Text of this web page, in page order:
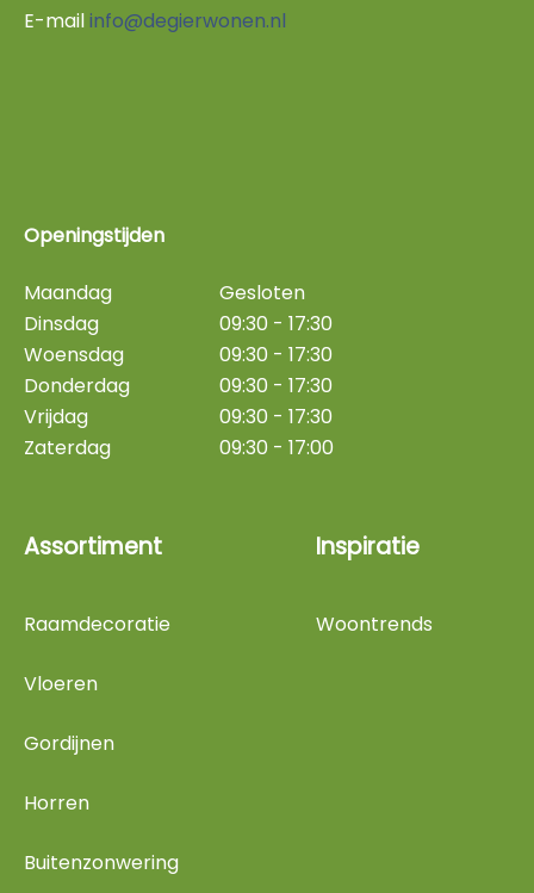
E-mailinfo@degierwonen.nl
Openingstijden
Maandag
Gesloten
Dinsdag
09:30 - 17:30
Woensdag
09:30 - 17:30
Donderdag
09:30 - 17:30
Vrijdag
09:30 - 17:30
Zaterdag
09:30 - 17:00
Assortiment
Raamdecoratie
Vloeren
Gordijnen
Horren
Buitenzonwering
Inspiratie
Woontrends